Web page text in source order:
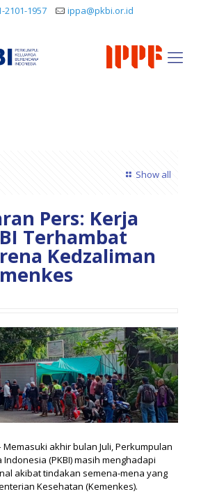
2101-1957 ippa@pkbi.or.id
Show all
Pers: Kerja
Terhambat
Kedzaliman
Memasuki akhir bulan Juli, Perkumpulan
(PKBI) masih menghadapi
akibat tindakan semena-mena yang
Kesehatan (Kemenkes).